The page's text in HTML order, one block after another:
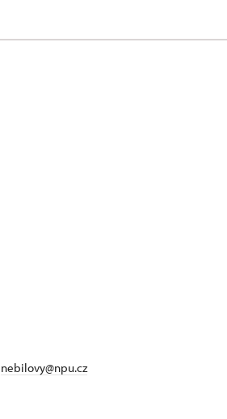
nebilovy@npu.cz